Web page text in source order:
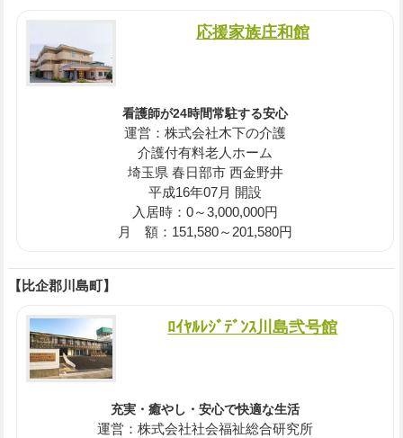
応援家族庄和館
看護師が24時間常駐する安心
運営：株式会社木下の介護
介護付有料老人ホーム
埼玉県 春日部市 西金野井
平成16年07月 開設
入居時：0～3,000,000円
月 額：151,580～201,580円
【比企郡川島町】
ﾛｲﾔﾙﾚｼﾞﾃﾞﾝｽ川島弐号館
充実・癒やし・安心で快適な生活
運営：株式会社社会福祉総合研究所